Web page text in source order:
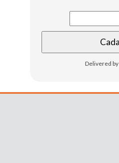
Delivered by